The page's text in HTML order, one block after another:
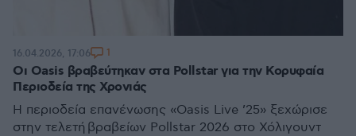
Οι Oasis βραβεύτηκαν στα Pollstar για την Κορυφαία
Περιοδεία της Χρονιάς
Η περιοδεία επανένωσης «Oasis Live ’25» ξεχώρισε
στην τελετή βραβείων Pollstar 2026 στο Χόλιγουντ
16.04.2026, 17:06 1